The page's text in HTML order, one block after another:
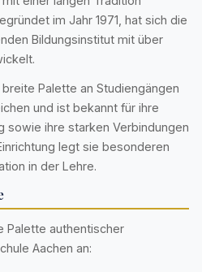
im Jahr 1971, hat sich die
Bildungsinstitut mit über
Palette an Studiengängen
und ist bekannt für ihre
sowie ihre starken Verbindungen
legt sie besonderen
in der Lehre.
Palette authentischer
Aachen an: